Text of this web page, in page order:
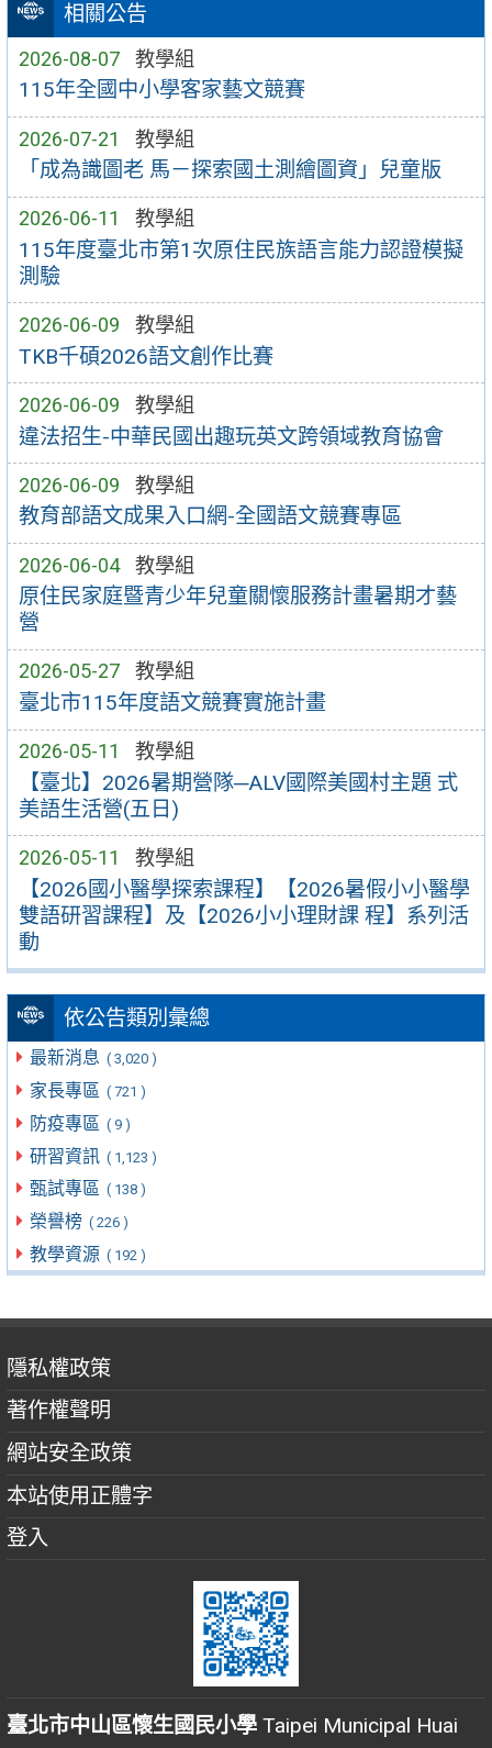
相關公告
2026-08-07 教學組
115年全國中小學客家藝文競賽
2026-07-21 教學組
「成為識圖老 馬－探索國土測繪圖資」兒童版
2026-06-11 教學組
115年度臺北市第1次原住民族語言能力認證模擬
測驗
2026-06-09 教學組
TKB千碩2026語文創作比賽
2026-06-09 教學組
違法招生-中華民國出趣玩英文跨領域教育協會
2026-06-09 教學組
教育部語文成果入口網-全國語文競賽專區
2026-06-04 教學組
原住民家庭暨青少年兒童關懷服務計畫暑期才藝
營
2026-05-27 教學組
臺北市115年度語文競賽實施計畫
2026-05-11 教學組
【臺北】2026暑期營隊─ALV國際美國村主題 式
美語生活營(五日)
2026-05-11 教學組
【2026國小醫學探索課程】【2026暑假小小醫學
雙語研習課程】及【2026小小理財課 程】系列活
動
依公告類別彙總
最新消息 ( 3,020 )
家長專區 ( 721 )
防疫專區 ( 9 )
研習資訊 ( 1,123 )
甄試專區 ( 138 )
榮譽榜 ( 226 )
教學資源 ( 192 )
隱私權政策
著作權聲明
網站安全政策
本站使用正體字
登入
臺北市中山區懷生國民小學 Taipei Municipal Huai